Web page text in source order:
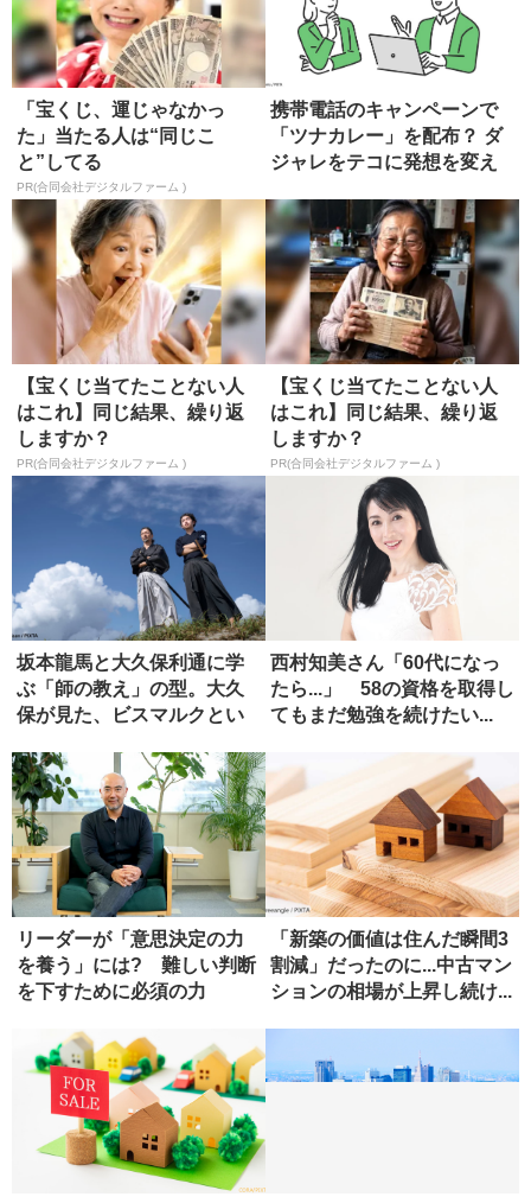
「宝くじ、運じゃなかっ
た」当たる人は“同じこ
と”してる
PR(合同会社デジタルファーム )
携帯電話のキャンペーンで
「ツナカレー」を配布？ ダ
ジャレをテコに発想を変え
【宝くじ当てたことない人
はこれ】同じ結果、繰り返
しますか？
PR(合同会社デジタルファーム )
【宝くじ当てたことない人
はこれ】同じ結果、繰り返
しますか？
PR(合同会社デジタルファーム )
坂本龍馬と大久保利通に学
ぶ「師の教え」の型。大久
保が見た、ビスマルクとい
西村知美さん「60代になっ
たら...」 58の資格を取得し
てもまだ勉強を続けたい...
リーダーが「意思決定の力
を養う」には? 難しい判断
を下すために必須の力
「新築の価値は住んだ瞬間3
割減」だったのに...中古マン
ションの相場が上昇し続け...